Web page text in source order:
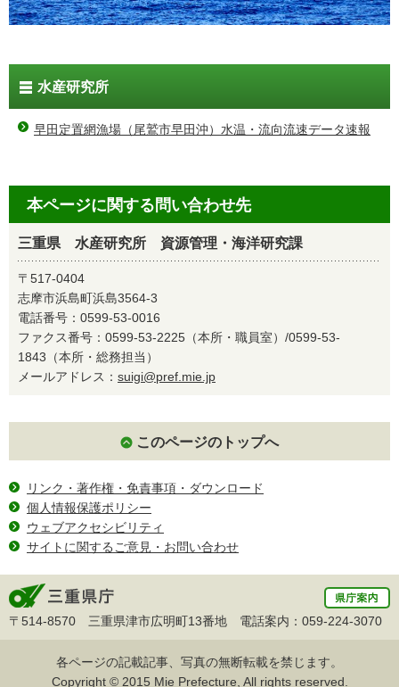
水産研究所
早田定置網漁場（尾鷲市早田沖）水温・流向流速データ速報
本ページに関する問い合わせ先
三重県 水産研究所 資源管理・海洋研究課
〒517-0404
志摩市浜島町浜島3564-3
電話番号：0599-53-0016
ファクス番号：0599-53-2225（本所・職員室）/0599-53-
1843（本所・総務担当）
メールアドレス： suigi@pref.mie.jp
このページのトップへ
リンク・著作権・免責事項・ダウンロード
個人情報保護ポリシー
ウェブアクセシビリティ
サイトに関するご意見・お問い合わせ
〒514-8570 三重県津市広明町13番地 電話案内：059-224-3070
各ページの記載記事、写真の無断転載を禁じます。
Copyright © 2015 Mie Prefecture, All rights reserved.